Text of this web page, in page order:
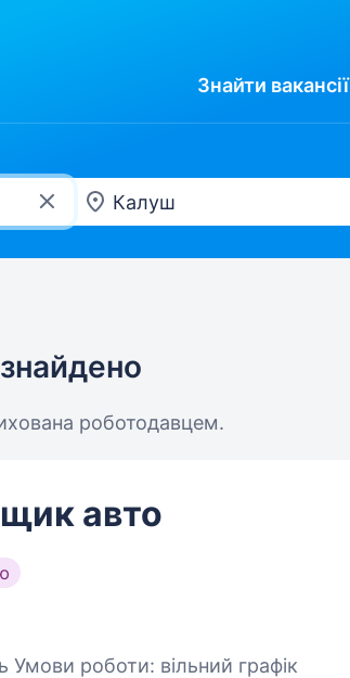
Знайти вакансії
роботодавцем.
авто